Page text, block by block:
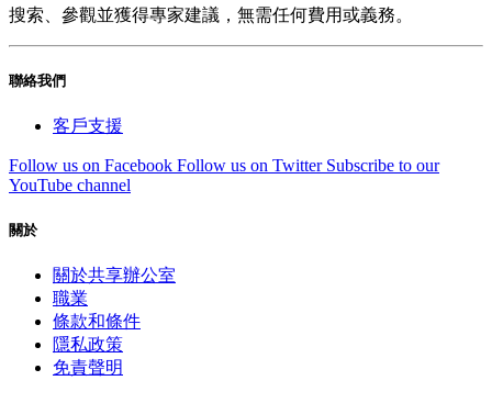
搜索、參觀並獲得專家建議，無需任何費用或義務。
聯絡我們
客戶支援
Follow us on Facebook Follow us on Twitter Subscribe to our
YouTube channel
關於
關於共享辦公室
職業
條款和條件
隱私政策
免責聲明